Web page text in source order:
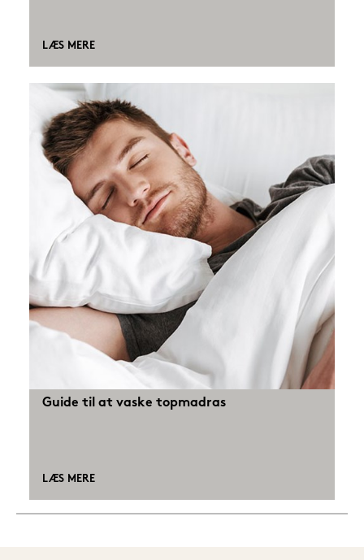
LÆS MERE
Guide til at vaske topmadras
LÆS MERE